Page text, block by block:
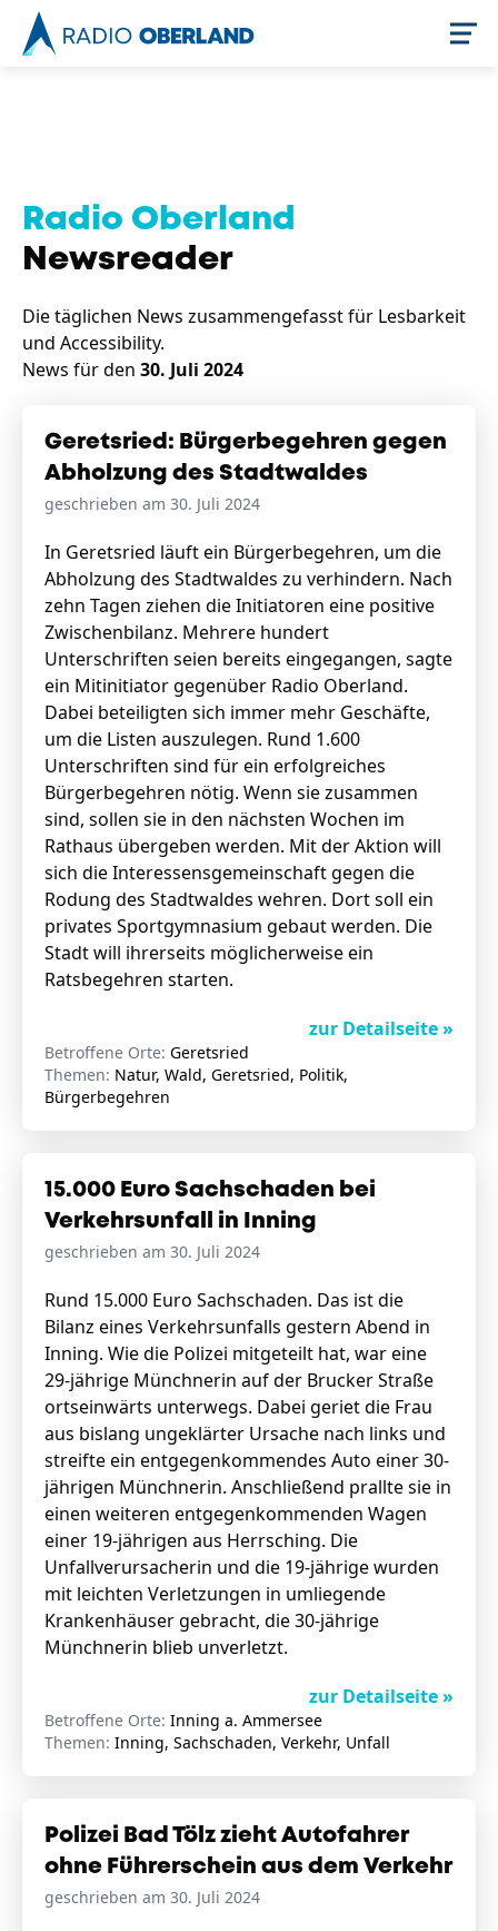
Newsreader
Stellenangebote
Unternehmen
Das geheime Geräusch
Wandern
Fotobox
Amphibienschutz
Team
Programm
Service
Nachgehört
Podcast
Newsletter
Zeit fürs Oberland
Handwerker
Radio Oberland
Newsreader
Die täglichen News zusammengefasst für Lesbarkeit
und Accessibility.
News für den 30. Juli 2024
Geretsried: Bürgerbegehren gegen
Abholzung des Stadtwaldes
geschrieben am 30. Juli 2024
In Geretsried läuft ein Bürgerbegehren, um die
Abholzung des Stadtwaldes zu verhindern. Nach
zehn Tagen ziehen die Initiatoren eine positive
Zwischenbilanz. Mehrere hundert
Unterschriften seien bereits eingegangen, sagte
ein Mitinitiator gegenüber Radio Oberland.
Dabei beteiligten sich immer mehr Geschäfte,
um die Listen auszulegen. Rund 1.600
Unterschriften sind für ein erfolgreiches
Bürgerbegehren nötig. Wenn sie zusammen
sind, sollen sie in den nächsten Wochen im
Rathaus übergeben werden. Mit der Aktion will
sich die Interessensgemeinschaft gegen die
Rodung des Stadtwaldes wehren. Dort soll ein
privates Sportgymnasium gebaut werden. Die
Stadt will ihrerseits möglicherweise ein
Ratsbegehren starten.
zur Detailseite »
Betroffene Orte: Geretsried
Themen: Natur, Wald, Geretsried, Politik,
Bürgerbegehren
15.000 Euro Sachschaden bei
Verkehrsunfall in Inning
geschrieben am 30. Juli 2024
Rund 15.000 Euro Sachschaden. Das ist die
Bilanz eines Verkehrsunfalls gestern Abend in
Inning. Wie die Polizei mitgeteilt hat, war eine
29-jährige Münchnerin auf der Brucker Straße
ortseinwärts unterwegs. Dabei geriet die Frau
aus bislang ungeklärter Ursache nach links und
streifte ein entgegenkommendes Auto einer 30-
jährigen Münchnerin. Anschließend prallte sie in
einen weiteren entgegenkommenden Wagen
einer 19-jährigen aus Herrsching. Die
Unfallverursacherin und die 19-jährige wurden
mit leichten Verletzungen in umliegende
Krankenhäuser gebracht, die 30-jährige
Münchnerin blieb unverletzt.
zur Detailseite »
Betroffene Orte: Inning a. Ammersee
Themen: Inning, Sachschaden, Verkehr, Unfall
Polizei Bad Tölz zieht Autofahrer
ohne Führerschein aus dem Verkehr
geschrieben am 30. Juli 2024